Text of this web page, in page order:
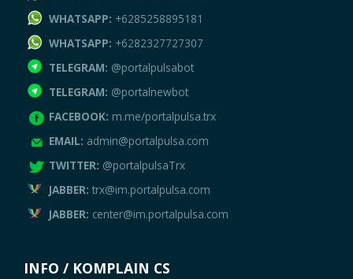
WHATSAPP: +6285258895181
WHATSAPP: +6282327727307
TELEGRAM: @portalpulsabot
TELEGRAM: @portalnewbot
FACEBOOK: m.me/portalpulsa.trx
EMAIL: admin@portalpulsa.com
TWITTER: @portalpulsaTrx
JABBER:trx@im.portalpulsa.com
JABBER: center@im.portalpulsa.com
INFO / KOMPLAIN CS